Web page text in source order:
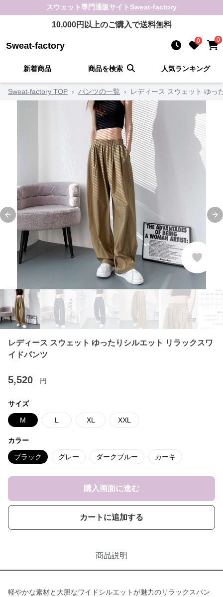
スウェット専門通販サイト Sweat-factory
10,000円以上のご購入で送料無料
Sweat-factory 0 0
新着商品 商品を検索 人気ランキング
Sweat-factory TOP › パンツの一覧 › レディース スウェット ゆっ
Previous slide
レディース スウェット ゆったりシルエット リラックスワ
イドパンツ
5,520 円
サイズ
M L XL XXL
カラー
ブラック グレー ダークブルー カーキ
購入画面に進む
カートに追加する
商品説明
軽やかな素材と大胆なワイドシルエットが魅力のリラックスパン